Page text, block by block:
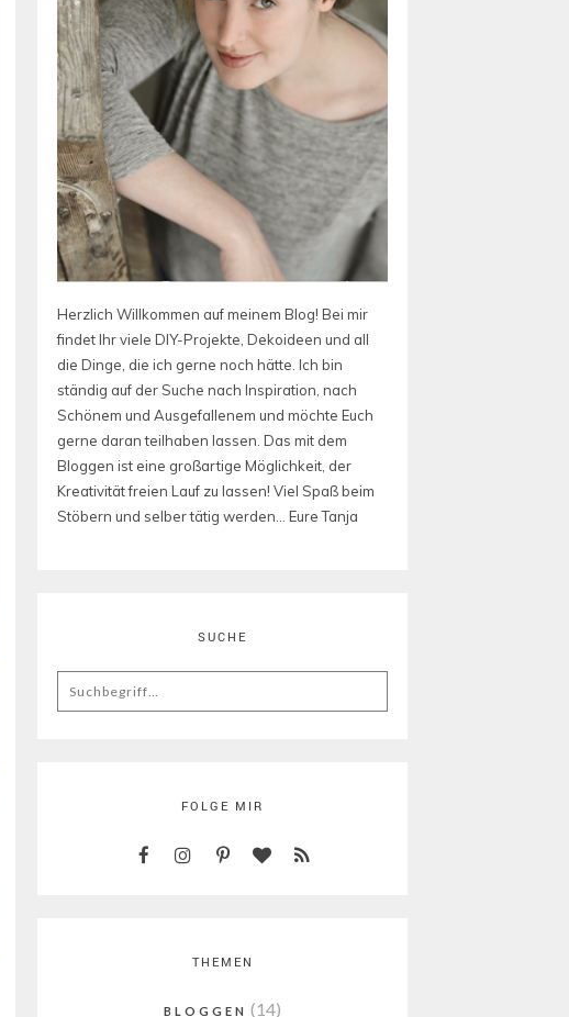
Herzlich Willkommen auf meinem Blog! Bei mir
findet Ihr viele DIY-Projekte, Dekoideen und all
die Dinge, die ich gerne noch hätte. Ich bin
ständig auf der Suche nach Inspiration, nach
Schönem und Ausgefallenem und möchte Euch
gerne daran teilhaben lassen. Das mit dem
Bloggen ist eine großartige Möglichkeit, der
Kreativität freien Lauf zu lassen! Viel Spaß beim
Stöbern und selber tätig werden... Eure Tanja
SUCHE
Search
for:
FOLGE MIR
THEMEN
BLOGGEN (14)